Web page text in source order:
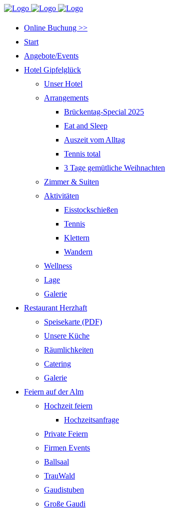
Online Buchung >>
Start
Angebote/Events
Hotel Gipfelglück
Unser Hotel
Arrangements
Brückentag-Special 2025
Eat and Sleep
Auszeit vom Alltag
Tennis total
3 Tage gemütliche Weihnachten
Zimmer & Suiten
Aktivitäten
Eisstockschießen
Tennis
Klettern
Wandern
Wellness
Lage
Galerie
Restaurant Herzhaft
Speisekarte (PDF)
Unsere Küche
Räumlichkeiten
Catering
Galerie
Feiern auf der Alm
Hochzeit feiern
Hochzeitsanfrage
Private Feiern
Firmen Events
Ballsaal
TrauWald
Gaudistuben
Große Gaudi